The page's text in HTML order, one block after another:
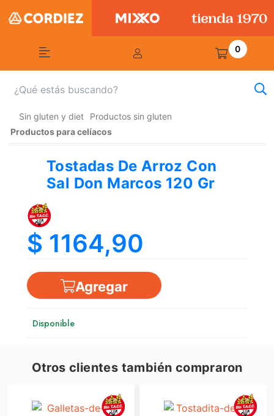
0
Sin gluten y diet
Productos sin gluten
Productos para celíacos
Tostadas De Arroz Con
Sal Don Marcos 120 Gr
$ 1164,90
Agregar
Disponible
Otros clientes también compraron